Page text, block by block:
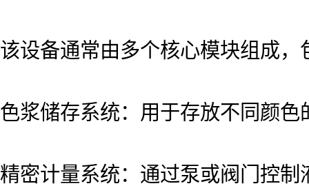
该设备通常由多个核心模块组成，
色浆储存系统：用于存放不同颜色
精密计量系统：通过泵或阀门控制